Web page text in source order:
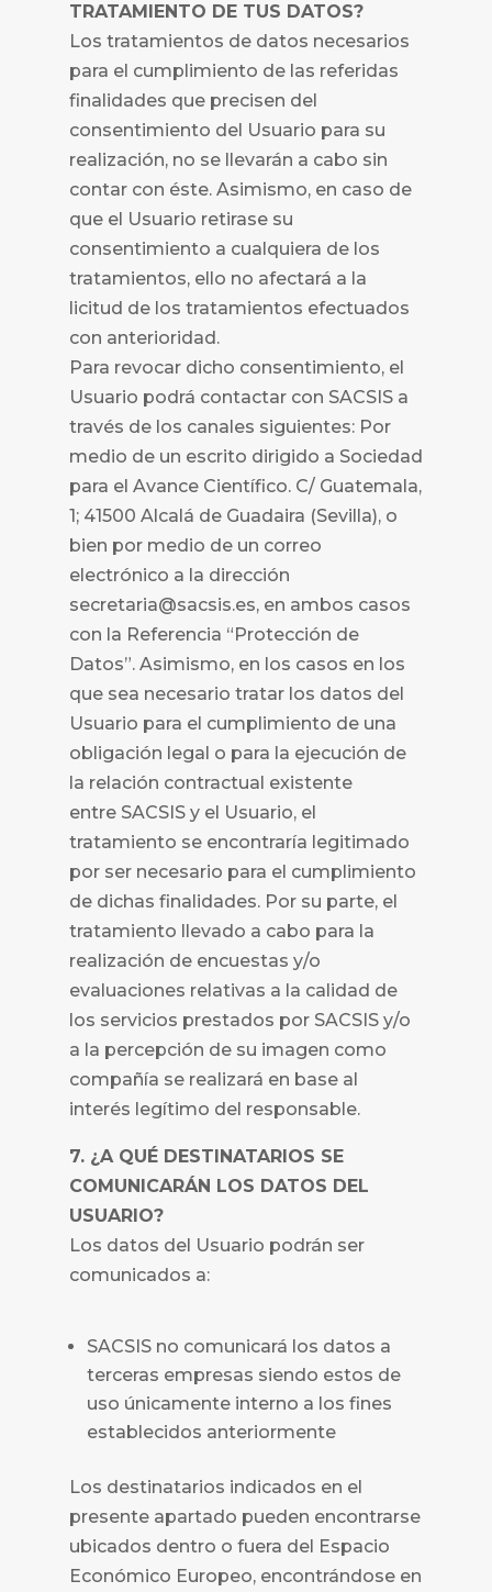
TRATAMIENTO DE TUS DATOS?
Los tratamientos de datos necesarios
para el cumplimiento de las referidas
finalidades que precisen del
consentimiento del Usuario para su
realización, no se llevarán a cabo sin
contar con éste. Asimismo, en caso de
que el Usuario retirase su
consentimiento a cualquiera de los
tratamientos, ello no afectará a la
licitud de los tratamientos efectuados
con anterioridad.
Para revocar dicho consentimiento, el
Usuario podrá contactar con SACSIS a
través de los canales siguientes: Por
medio de un escrito dirigido a Sociedad
para el Avance Científico. C/ Guatemala,
1; 41500 Alcalá de Guadaira (Sevilla), o
bien por medio de un correo
electrónico a la dirección
secretaria@sacsis.es, en ambos casos
con la Referencia “Protección de
Datos”. Asimismo, en los casos en los
que sea necesario tratar los datos del
Usuario para el cumplimiento de una
obligación legal o para la ejecución de
la relación contractual existente
entre SACSIS y el Usuario, el
tratamiento se encontraría legitimado
por ser necesario para el cumplimiento
de dichas finalidades. Por su parte, el
tratamiento llevado a cabo para la
realización de encuestas y/o
evaluaciones relativas a la calidad de
los servicios prestados por SACSIS y/o
a la percepción de su imagen como
compañía se realizará en base al
interés legítimo del responsable.
7. ¿A QUÉ DESTINATARIOS SE
COMUNICARÁN LOS DATOS DEL
USUARIO?
Los datos del Usuario podrán ser
comunicados a:
SACSISno comunicará los datos a
terceras empresas siendo estos de
uso únicamente interno a los fines
establecidos anteriormente
Los destinatarios indicados en el
presente apartado pueden encontrarse
ubicados dentro o fuera del Espacio
Económico Europeo, encontrándose en